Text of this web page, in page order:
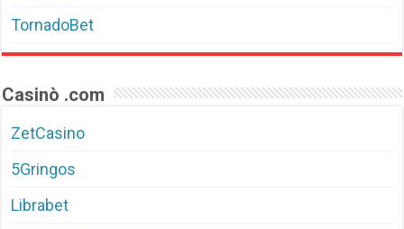
TornadoBet
Casinò .com
ZetCasino
5Gringos
Librabet